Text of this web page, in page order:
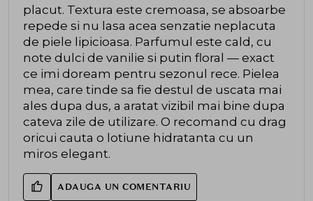
placut. Textura este cremoasa, se absoarbe
repede si nu lasa acea senzatie neplacuta
de piele lipicioasa. Parfumul este cald, cu
note dulci de vanilie si putin floral — exact
ce imi doream pentru sezonul rece. Pielea
mea, care tinde sa fie destul de uscata mai
ales dupa dus, a aratat vizibil mai bine dupa
cateva zile de utilizare. O recomand cu drag
oricui cauta o lotiune hidratanta cu un
miros elegant.
ADAUGA UN COMENTARIU